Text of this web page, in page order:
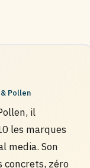
Pollen
il
les marques
media. Son
concrets, zéro